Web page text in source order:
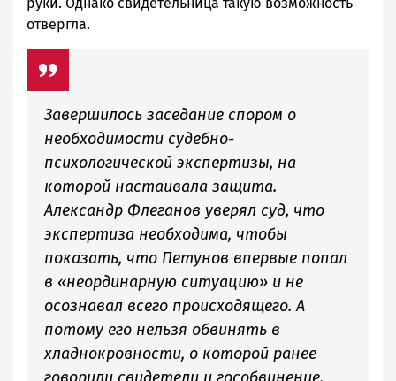
отвергла.
Завершилось заседание спором о
необходимости судебно-
психологической экспертизы, на
которой настаивала защита.
Александр Флеганов уверял суд, что
экспертиза необходима, чтобы
показать, что Петунов впервые попал
в «неординарную ситуацию» и не
осознавал всего происходящего. А
потому его нельзя обвинять в
хладнокровности, о которой ранее